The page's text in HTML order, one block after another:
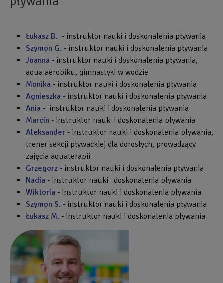
Łukasz B. - instruktor nauki i doskonalenia pływania
Szymon G. - instruktor nauki i doskonalenia pływania
Joanna - instruktor nauki i doskonalenia pływania,
aqua aerobiku, gimnastyki w wodzie
Monika - instruktor nauki i doskonalenia pływania
Agnieszka - instruktor nauki i doskonalenia pływania
Ania - instruktor nauki i doskonalenia pływania
Marcin - instruktor nauki i doskonalenia pływania
Aleksander - instruktor nauki i doskonalenia pływania,
trener sekcji pływackiej dla dorosłych, prowadzący
zajęcia aquaterapii
Grzegorz - instruktor nauki i doskonalenia pływania
Nadia - instruktor nauki i doskonalenia pływania
Wiktoria - instruktor nauki i doskonalenia pływania
Szymon S. - instruktor nauki i doskonalenia pływania
Łukasz M. - instruktor nauki i doskonalenia pływania